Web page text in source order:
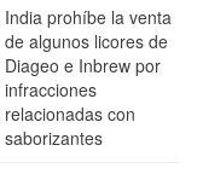
India prohíbe la venta
de algunos licores de
Diageo e Inbrew por
infracciones
relacionadas con
saborizantes